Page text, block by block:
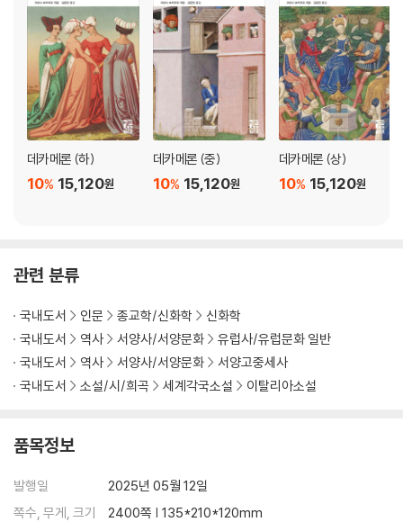
데카메론 (하)
15,120원
10%
데카메론 (중)
15,120원
10%
데카메론 (상)
15,120원
10%
관련 분류
국내도서 인문 종교학/신화학
신화학
국내도서
역사 서양사/서양문화
유럽사/유럽문화 일반
국내도서
역사 서양사/서양문화
서양고중세사
국내도서
소설/시/희곡 세계각국소설 이탈리아소설
품목정보
발행일
2025년 05월 12일
쪽수, 무게, 크기
2400쪽 | 135*210*120mm